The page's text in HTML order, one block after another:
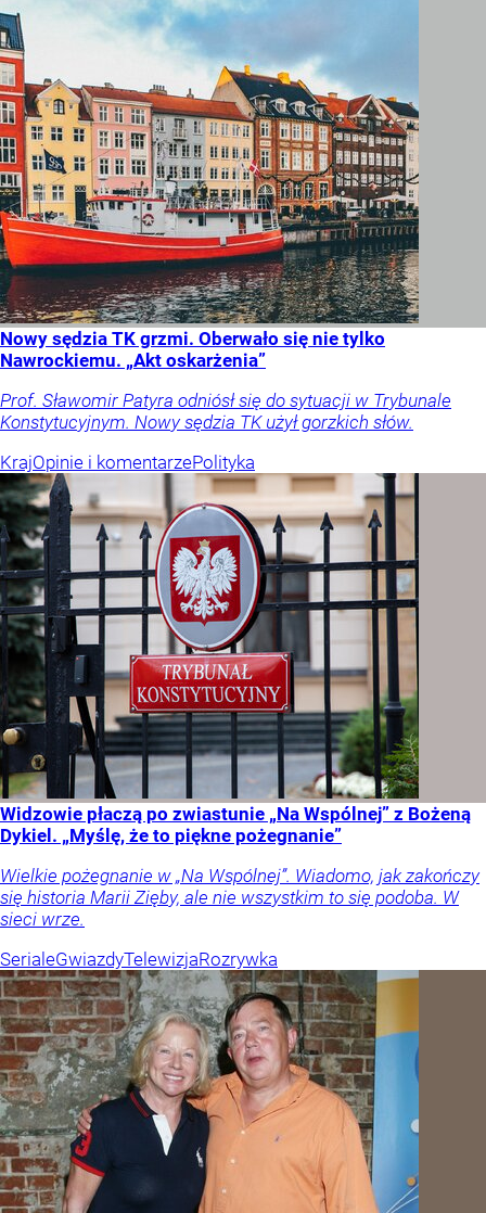
Nowy sędzia TK grzmi. Oberwało się nie tylko
Nawrockiemu. „Akt oskarżenia”
Prof. Sławomir Patyra odniósł się do sytuacji w Trybunale
Konstytucyjnym. Nowy sędzia TK użył gorzkich słów.
KrajOpinie i komentarzePolityka
Widzowie płaczą po zwiastunie „Na Wspólnej” z Bożeną
Dykiel. „Myślę, że to piękne pożegnanie”
Wielkie pożegnanie w „Na Wspólnej”. Wiadomo, jak zakończy
się historia Marii Zięby, ale nie wszystkim to się podoba. W
sieci wrze.
SerialeGwiazdyTelewizjaRozrywka